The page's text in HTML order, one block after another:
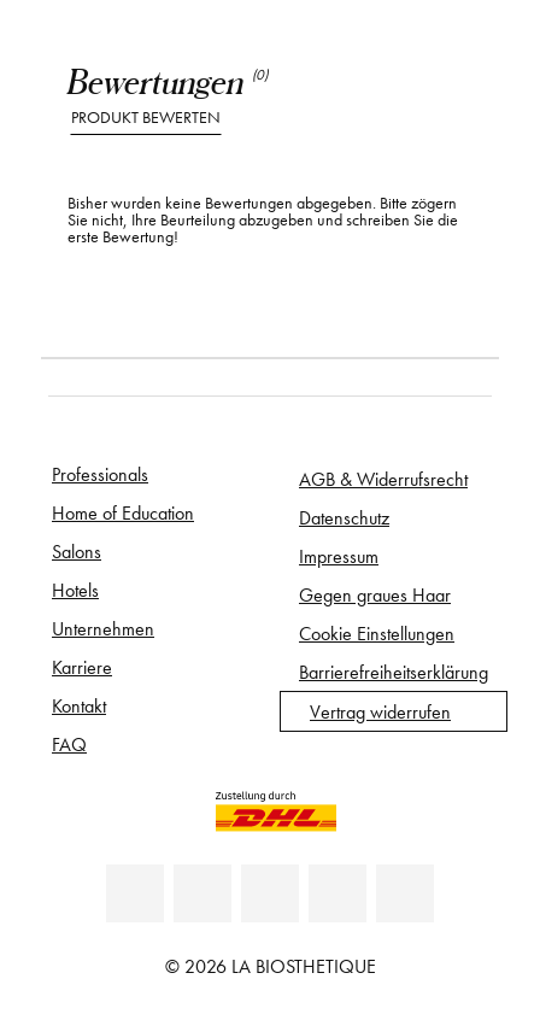
Bewertungen (0)
PRODUKT BEWERTEN
Bisher wurden keine Bewertungen abgegeben. Bitte zögern
Sie nicht, Ihre Beurteilung abzugeben und schreiben Sie die
erste Bewertung!
Professionals
Home of Education
Salons
Hotels
Unternehmen
Karriere
Kontakt
FAQ
AGB & Widerrufsrecht
Datenschutz
Impressum
Gegen graues Haar
Cookie Einstellungen
Barrierefreiheitserklärung
Vertrag widerrufen
© 2026 LA BIOSTHETIQUE